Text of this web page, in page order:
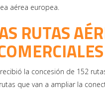
aérea europea.
RUTAS
la concesión de 152
que van a ampliar la